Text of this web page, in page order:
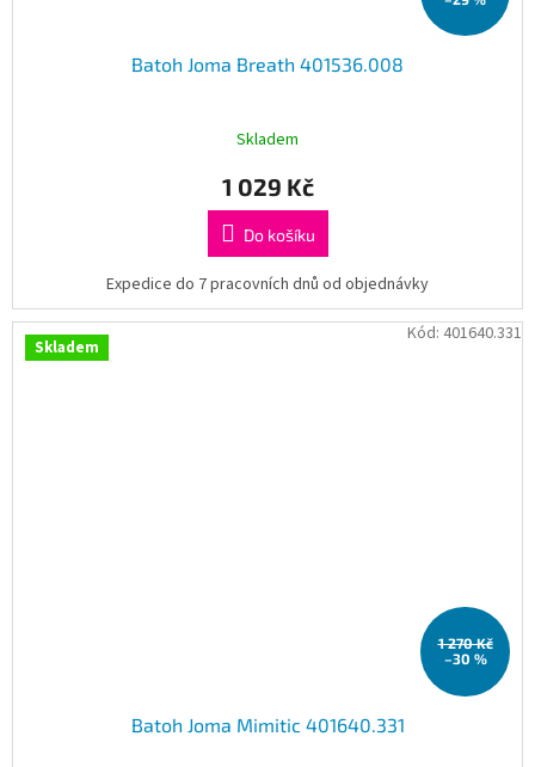
Batoh Joma Breath 401536.008
Skladem
1 029 Kč
Do košíku
Expedice do 7 pracovních dnů od objednávky
Skladem
1 270 Kč
–30 %
Batoh Joma Mimitic 401640.331
Kód: 401640.331